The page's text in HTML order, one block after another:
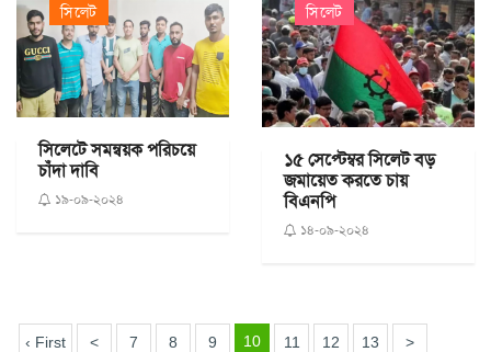
সিলেট
সিলেটে সমন্বয়ক পরিচয়ে
চাঁদা দাবি
১৯-০৯-২০২৪
সিলেট
১৫ সেপ্টেম্বর সিলেট বড়
জমায়েত করতে চায়
বিএনপি
১৪-০৯-২০২৪
‹ First < 7 8 9 10 11 12 13 >